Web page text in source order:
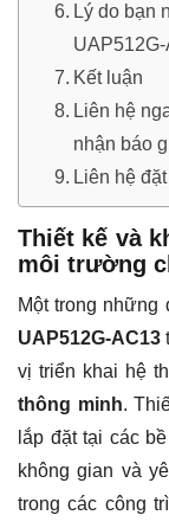
Lý do bạn
Kết luận
Liên hệ
nhận báo
Liên hệ
Thiết kế và
môi trường
Một trong những
UAP512G-AC13
vị triển khai hệ
thông minh.
lắp đặt tại các
không gian và
trong các công